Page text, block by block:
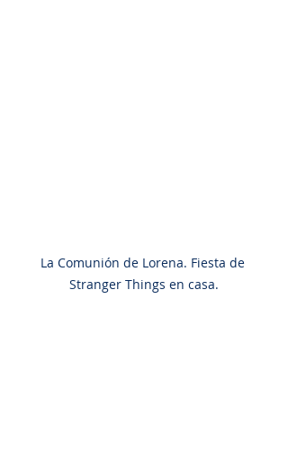
La Comunión de Lorena. Fiesta de
Stranger Things en casa.